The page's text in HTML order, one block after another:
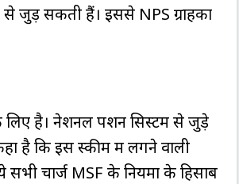
जुड़ सकती हैं। इससे NPS ग्राहकों
लिए है। नेशनल पेंशन सिस्टम से जुड़े
है कि इस स्कीम में लगने वाली
सभी चार्ज MSF के नियमों के हिसाब